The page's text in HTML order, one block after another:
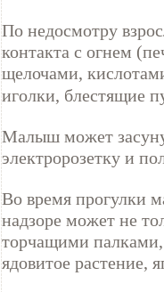
По недосмотру
контакта с огнем
щелочами,
иголки, блестящие
Малыш может
электророзетку и
Во время прогулки
надзоре может не
торчащими палками,
ядовитое растение,